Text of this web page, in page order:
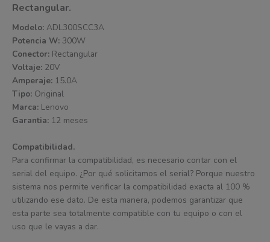
Rectangular.
Modelo: ADL300SCC3A
Potencia W: 300W
Conector: Rectangular
Voltaje: 20V
Amperaje: 15.0A
Tipo: Original
Marca: Lenovo
Garantia: 12 meses
Compatibilidad.
Para confirmar la compatibilidad, es necesario contar con el
serial del equipo. ¿Por qué solicitamos el serial? Porque nuestro
sistema nos permite verificar la compatibilidad exacta al 100 %
utilizando ese dato. De esta manera, podemos garantizar que
esta parte sea totalmente compatible con tu equipo o con el
uso que le vayas a dar.